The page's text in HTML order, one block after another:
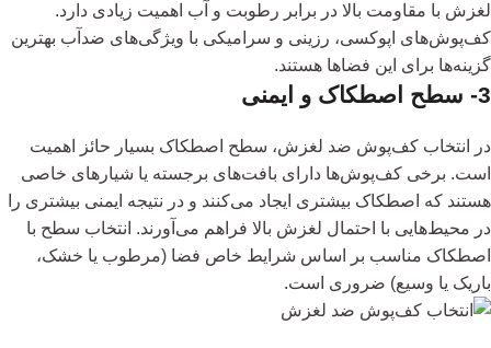
لغزش با مقاومت بالا در برابر رطوبت و آب اهمیت زیادی دارد.
کف‌پوش‌های اپوکسی، رزینی و سرامیکی با ویژگی‌های ضدآب بهترین
گزینه‌ها برای این فضاها هستند.
3- سطح اصطکاک و ایمنی
در انتخاب کف‌پوش ضد لغزش، سطح اصطکاک بسیار حائز اهمیت
است. برخی کف‌پوش‌ها دارای بافت‌های برجسته یا شیارهای خاصی
هستند که اصطکاک بیشتری ایجاد می‌کنند و در نتیجه ایمنی بیشتری را
در محیط‌هایی با احتمال لغزش بالا فراهم می‌آورند. انتخاب سطح با
اصطکاک مناسب بر اساس شرایط خاص فضا (مرطوب یا خشک،
باریک یا وسیع) ضروری است.